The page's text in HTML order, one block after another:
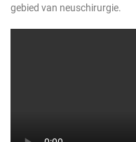
gebied van neuschirurgie.